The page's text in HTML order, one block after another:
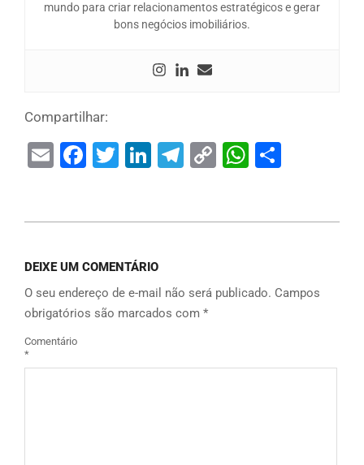
mundo para criar relacionamentos estratégicos e gerar
bons negócios imobiliários.
Compartilhar:
EmailFacebook
Twitter
LinkedIn
Telegram
Copy
DEIXE UM COMENTÁRIO
O seu endereço de e-mail não será publicado. Campos
obrigatórios são marcados com *
Comentário
*